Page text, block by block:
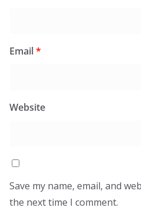
Email*
Website
Save my name, email, and
the next time I comment.